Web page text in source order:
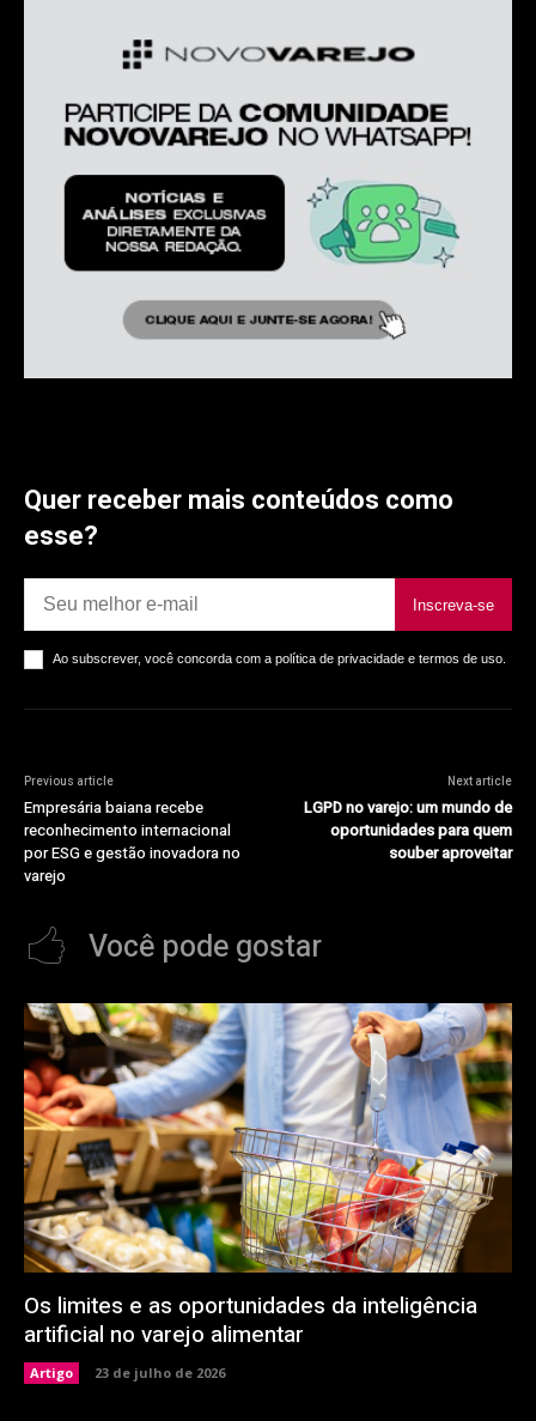
Quer receber mais conteúdos como
esse?
Inscreva-se
Ao subscrever, você concorda com a política de privacidade e termos de uso.
Previous article
Empresária baiana recebe
reconhecimento internacional
por ESG e gestão inovadora no
varejo
Next article
LGPD no varejo: um mundo de
oportunidades para quem
souber aproveitar
Você pode gostar
Os limites e as oportunidades da inteligência
artificial no varejo alimentar
Artigo 23 de julho de 2026